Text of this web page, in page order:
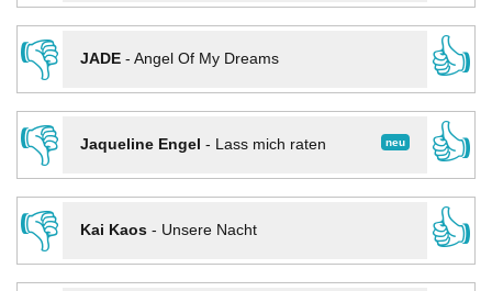
👎
JADE- Angel Of My Dreams
👍
👎
neu
Jaqueline Engel - Lass mich raten
👍
👎
Kai Kaos- Unsere Nacht
👍